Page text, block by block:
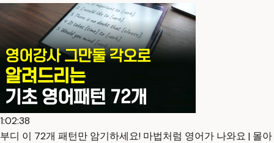
1:02:38
부디 이 72개 패턴만 암기하세요! 마법처럼 영어가 나와요 | 몰아